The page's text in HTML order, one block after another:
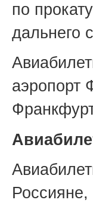
по
дальнего
аэропорт